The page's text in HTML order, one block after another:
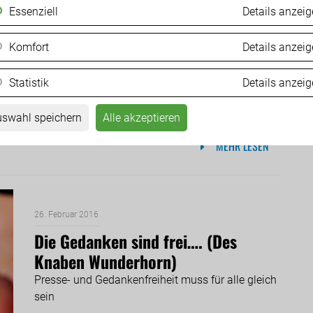
Essenziell Details
Komfort Details
Statistik Details
speichern Alle akzeptieren
Baumann: Containerdorf in Villach-
Langauen trotz leerstehender
Asylunterkünfte
Weitere Facetten des heillosen Chaos bei
Bewältigung des Flüchtlingsansturms
MEHR LESEN
26. Februar 2016
Die Gedanken sind frei…. (Des
Knaben Wunderhorn)
Presse- und Gedankenfreiheit muss für alle gleich
sein